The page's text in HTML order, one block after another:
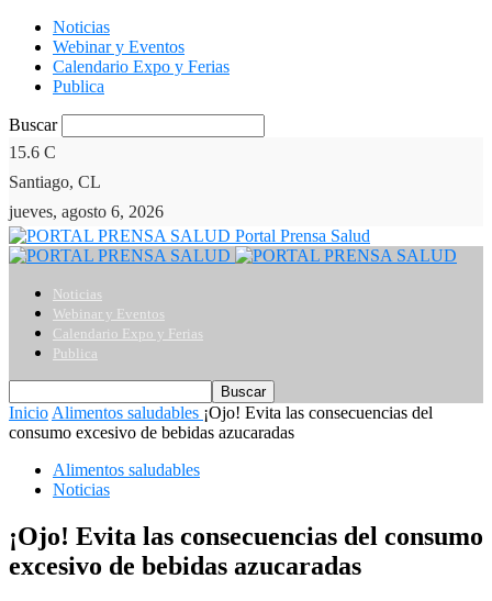
Noticias
Webinar y Eventos
Calendario Expo y Ferias
Publica
Buscar
15.6 C
Santiago, CL
jueves, agosto 6, 2026
Portal Prensa Salud
Noticias
Webinar y Eventos
Calendario Expo y Ferias
Publica
Inicio Alimentos saludables ¡Ojo! Evita las consecuencias del
consumo excesivo de bebidas azucaradas
Alimentos saludables
Noticias
¡Ojo! Evita las consecuencias del consumo
excesivo de bebidas azucaradas